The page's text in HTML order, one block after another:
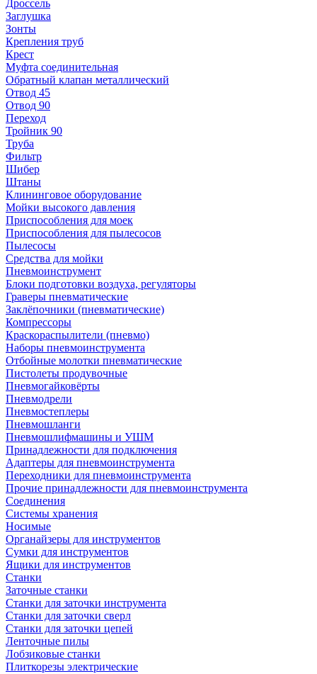
Дроссель
Заглушка
Зонты
Крепления труб
Крест
Муфта соединительная
Обратный клапан металлический
Отвод 45
Отвод 90
Переход
Тройник 90
Труба
Фильтр
Шибер
Штаны
Клининговое оборудование
Мойки высокого давления
Приспособления для моек
Приспособления для пылесосов
Пылесосы
Средства для мойки
Пневмоинструмент
Блоки подготовки воздуха, регуляторы
Граверы пневматические
Заклёпочники (пневматические)
Компрессоры
Краскораспылители (пневмо)
Наборы пневмоинструмента
Отбойные молотки пневматические
Пистолеты продувочные
Пневмогайковёрты
Пневмодрели
Пневмостеплеры
Пневмошланги
Пневмошлифмашины и УШМ
Принадлежности для подключения
Адаптеры для пневмоинструмента
Переходники для пневмоинструмента
Прочие принадлежности для пневмоинструмента
Соединения
Системы хранения
Носимые
Органайзеры для инструментов
Сумки для инструментов
Ящики для инструментов
Станки
Заточные станки
Станки для заточки инструмента
Станки для заточки сверл
Станки для заточки цепей
Ленточные пилы
Лобзиковые станки
Плиткорезы электрические